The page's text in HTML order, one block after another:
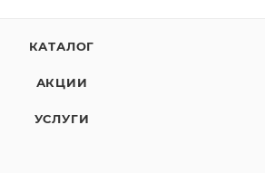
КАТАЛОГ
АКЦИИ
УСЛУГИ